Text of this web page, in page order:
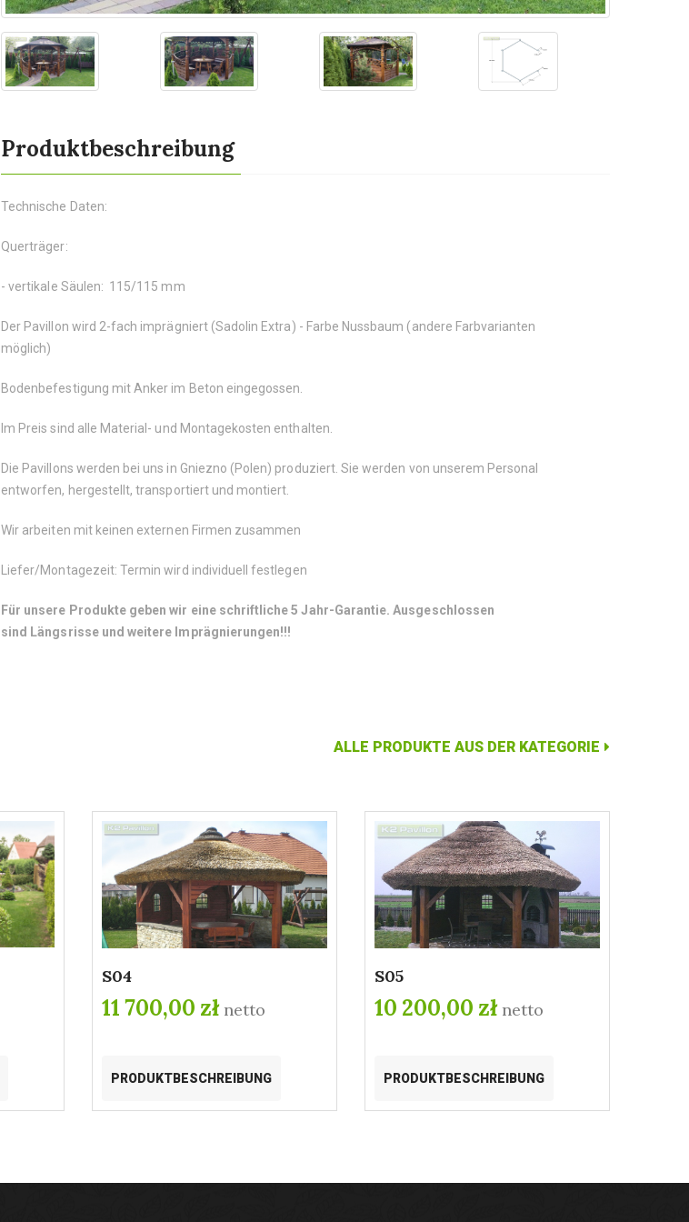
Produktbeschreibung
Technische Daten:
Querträger:
- vertikale Säulen: 115/115 mm
Der Pavillon wird 2-fach imprägniert (Sadolin Extra) - Farbe Nussbaum (andere Farbvarianten
möglich)
Bodenbefestigung mit Anker im Beton eingegossen.
Im Preis sind alle Material- und Montagekosten enthalten.
Die Pavillons werden bei uns in Gniezno (Polen) produziert. Sie werden von unserem Personal
entworfen, hergestellt, transportiert und montiert.
Wir arbeiten mit keinen externen Firmen zusammen
Liefer/Montagezeit: Termin wird individuell festlegen
Für unsere Produkte geben wir eine schriftliche 5 Jahr-Garantie.Ausgeschlossen
sind Längsrisse und weitere Imprägnierungen!!!
ALLE PRODUKTE AUS DER KATEGORIE
S04
11 700,00 zł netto
PRODUKTBESCHREIBUNG
S05
10 200,00 zł netto
PRODUKTBESCHREIBUNG